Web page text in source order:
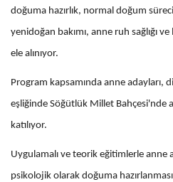
doğuma hazırlık, normal doğum
yenidoğan bakımı, anne ruh sağlığı
ele alınıyor.
Program kapsamında anne adayları,
eşliğinde Söğütlük Millet Bahçesi'nde
katılıyor.
Uygulamalı ve teorik eğitimlerle anne
psikolojik olarak doğuma